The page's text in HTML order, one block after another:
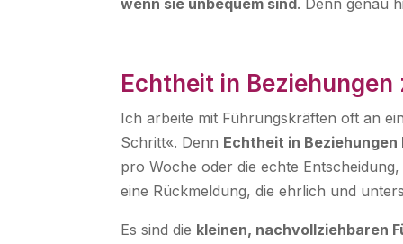
Echtheit in
Ich arbeite mit Führungskräften oft an
Schritt«. Denn Echtheit in
pro Woche oder die echte
eine Rückmeldung, die ehrlich und
Es sind die kleinen, nachvollziehbaren